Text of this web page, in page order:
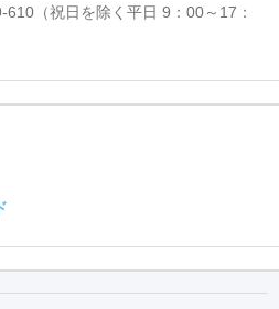
（祝日を除く平日 9：00～17：